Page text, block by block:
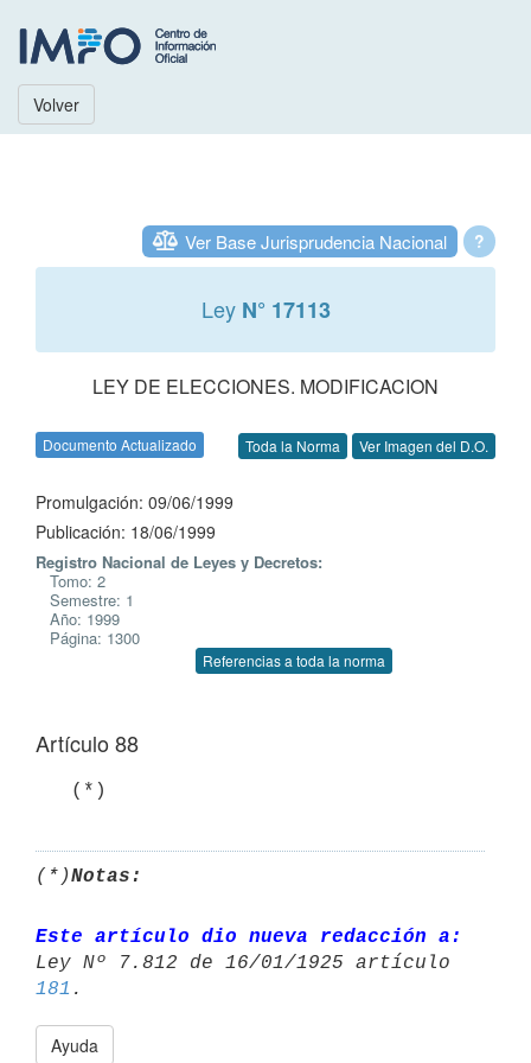
Volver
?
Ver Base Jurisprudencia Nacional
Ley N° 17113
LEY DE ELECCIONES. MODIFICACION
Documento Actualizado Toda la Norma Ver Imagen del D.O.
Promulgación: 09/06/1999
Publicación: 18/06/1999
Registro Nacional de Leyes y Decretos:
Tomo: 2
Semestre: 1
Año: 1999
Página: 1300
Referencias a toda la norma
Artículo 88
(*)Notas:
Este artículo dio nueva redacción a:
Ley Nº 7.812 de 16/01/1925 artículo
181
Ayuda